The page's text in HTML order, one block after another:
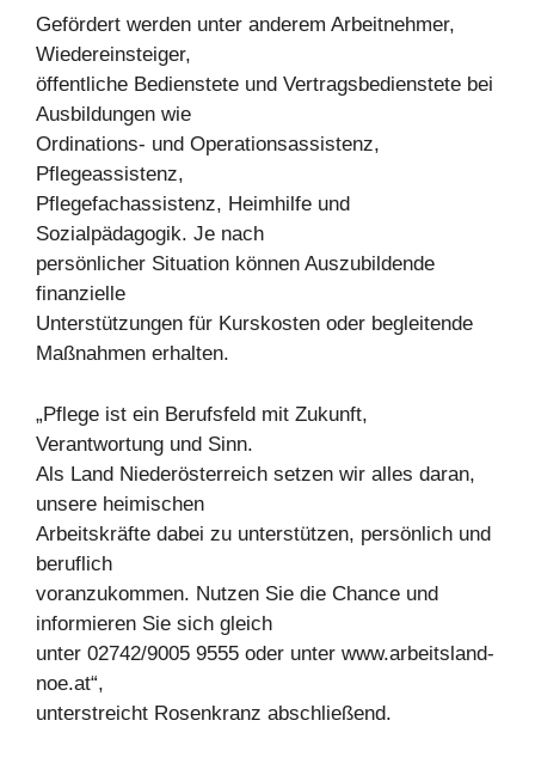
Gefördert werden unter anderem Arbeitnehmer,
Wiedereinsteiger,
öffentliche Bedienstete und Vertragsbedienstete bei
Ausbildungen wie
Ordinations- und Operationsassistenz,
Pflegeassistenz,
Pflegefachassistenz, Heimhilfe und
Sozialpädagogik. Je nach
persönlicher Situation können Auszubildende
finanzielle
Unterstützungen für Kurskosten oder begleitende
Maßnahmen erhalten.
„Pflege ist ein Berufsfeld mit Zukunft,
Verantwortung und Sinn.
Als Land Niederösterreich setzen wir alles daran,
unsere heimischen
Arbeitskräfte dabei zu unterstützen, persönlich und
beruflich
voranzukommen. Nutzen Sie die Chance und
informieren Sie sich gleich
unter 02742/9005 9555 oder unter www.arbeitsland-
noe.at“,
unterstreicht Rosenkranz abschließend.